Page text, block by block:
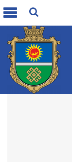
Toggle